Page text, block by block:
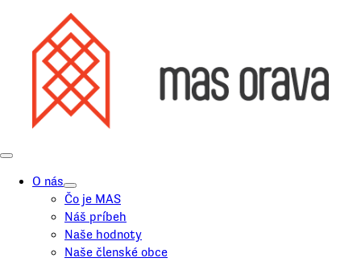
O nás
Čo je MAS
Náš príbeh
Naše hodnoty
Naše členské obce